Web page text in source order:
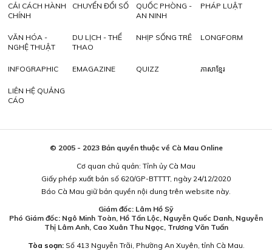
CẢI CÁCH HÀNH
CHÍNH
CHUYỂN ĐỔI SỐ
QUỐC PHÒNG -
AN NINH
PHÁP LUẬT
VĂN HÓA -
NGHỆ THUẬT
DU LỊCH - THỂ
THAO
NHỊP SỐNG TRẺ LONGFORM
INFOGRAPHIC EMAGAZINE QUIZZ ភាសាខ្មែរ
LIÊN HỆ QUẢNG
CÁO
© 2005 - 2023 Bản quyền thuộc về Cà Mau Online
Cơ quan chủ quản: Tỉnh ủy Cà Mau
Giấy phép xuất bản số 620/GP-BTTTT, ngày 24/12/2020
Báo Cà Mau giữ bản quyền nội dung trên website này.
Giám đốc: Lâm Hồ Sỹ
Phó Giám đốc: Ngô Minh Toàn, Hồ Tấn Lộc, Nguyễn Quốc Danh, Nguyễn
Thị Lâm Anh, Cao Xuân Thu Ngọc, Trương Văn Tuấn
Tòa soạn:Số 413 Nguyễn Trãi, Phường An Xuyên, tỉnh Cà Mau.